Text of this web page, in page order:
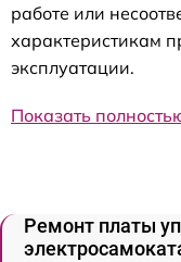
работе или
характеристикам
эксплуатации.
Показать
Ремонт платы